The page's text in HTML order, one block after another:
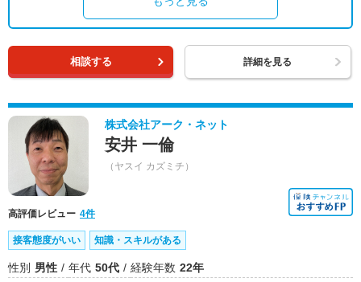
相談する 詳細を見る
株式会社アーク・ネット
安井 一倫
（ヤスイ カズミチ）
高評価レビュー 4件
接客態度がいい 知識・スキルがある
性別 男性 年代 50代 経験年数 22年